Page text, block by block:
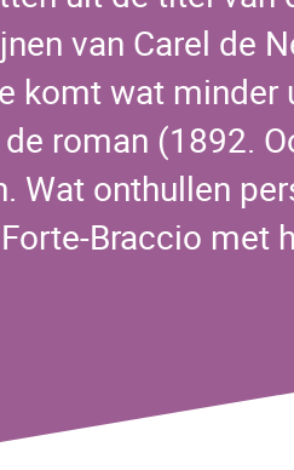
van Carel de
komt wat minder
roman (1892.
Wat onthullen
Braccio met